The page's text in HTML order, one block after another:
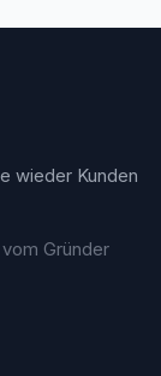
wieder Kunden
Gründer